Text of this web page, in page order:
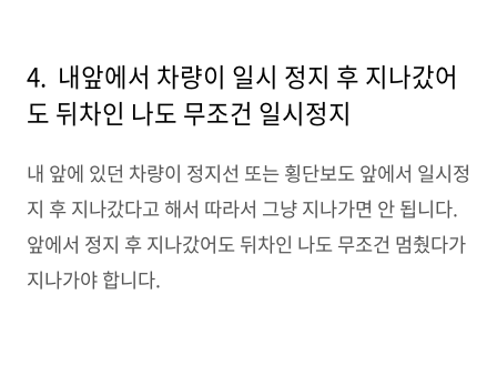
4. 내앞에서 차량이 일시 정지 후 지나갔어
도 뒤차인 나도 무조건 일시정지
내 앞에 있던 차량이 정지선 또는 횡단보도 앞에서 일시정
지 후 지나갔다고 해서 따라서 그냥 지나가면 안 됩니다.
앞에서 정지 후 지나갔어도 뒤차인 나도 무조건 멈췄다가
지나가야 합니다.